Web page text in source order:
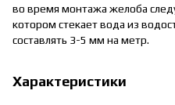
во время монтажа желоба
котором стекает вода из
составлять 3-5 мм на метр.
Характеристики